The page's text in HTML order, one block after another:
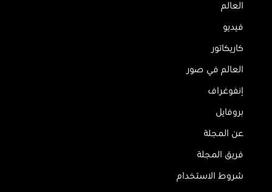
العالم
فيديو
كاريكاتور
العالم في صور
إنفوغراف
بروفايل
عن المجلة
فريق المجلة
شروط الاستخدام